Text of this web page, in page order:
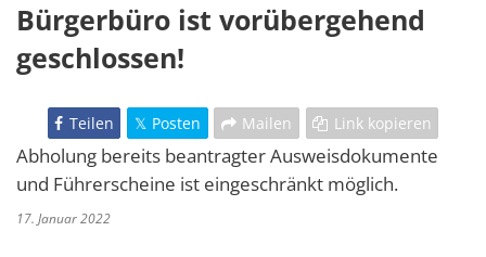
Bürgerbüro ist vorübergehend
geschlossen!
Teilen Posten Mailen Link kopieren
Abholung bereits beantragter Ausweisdokumente
und Führerscheine ist eingeschränkt möglich.
17. Januar 2022